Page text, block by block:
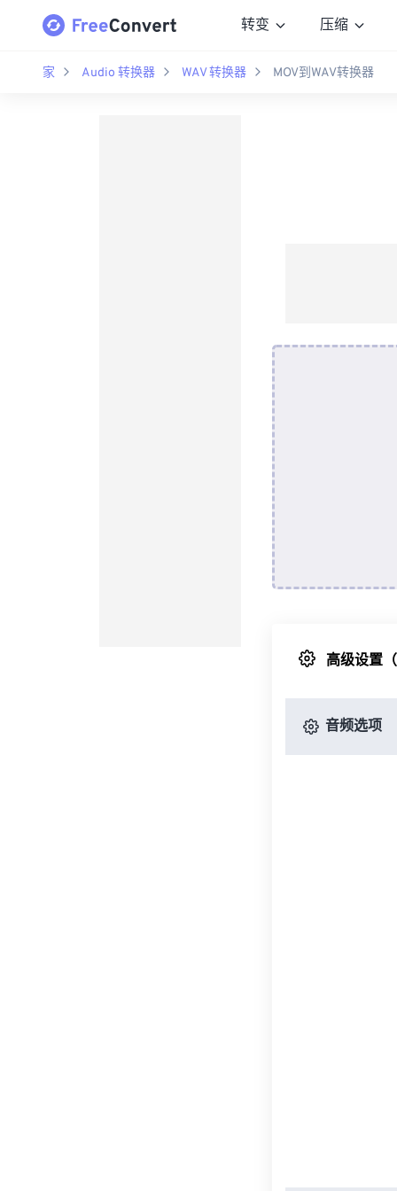
转变 压缩
家 Audio 转换器 WAV 转换器 MOV到WAV转换器
高级设置
音频选项